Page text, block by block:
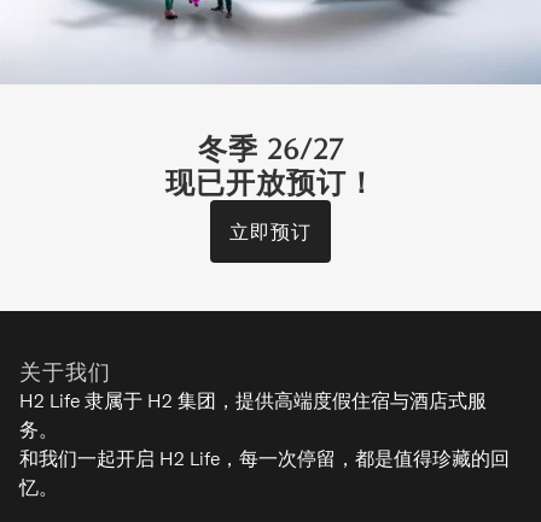
冬季 26/27
现已开放预订！
立即预订
关于我们
H2 Life 隶属于 H2 集团，提供高端度假住宿与酒店式服
务。
和我们一起开启 H2 Life，每一次停留，都是值得珍藏的回
忆。